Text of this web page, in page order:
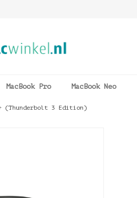
MacBook Pro MacBook Neo
(Thunderbolt 3 Edition)